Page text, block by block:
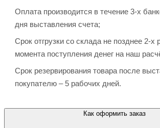
Оплата производится в течение 3-х
дня выставления счета;
Срок отгрузки со склада не позднее 2-х
момента поступления денег на наш
Срок резервирования товара после
покупателю – 5 рабочих дней.
Как оформить заказ